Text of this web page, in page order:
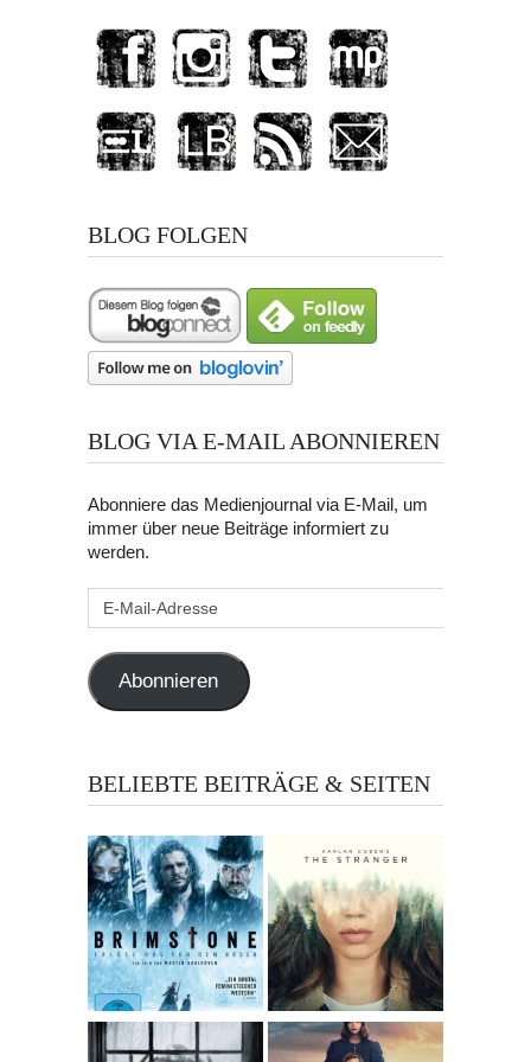
BLOG FOLGEN
BLOG VIA E-MAIL ABONNIEREN
Abonniere das Medienjournal via E-Mail, um
immer über neue Beiträge informiert zu
werden.
Abonnieren
BELIEBTE BEITRÄGE & SEITEN